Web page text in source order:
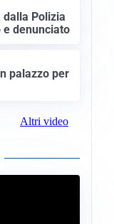
Polizia
denunciato
palazzo per
Altri video